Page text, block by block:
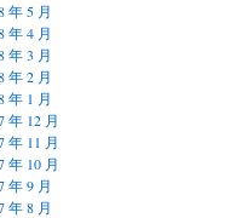
年 5 月
年 4 月
年 3 月
年 2 月
年 1 月
年 12 月
年 11 月
年 10 月
年 9 月
年 8 月